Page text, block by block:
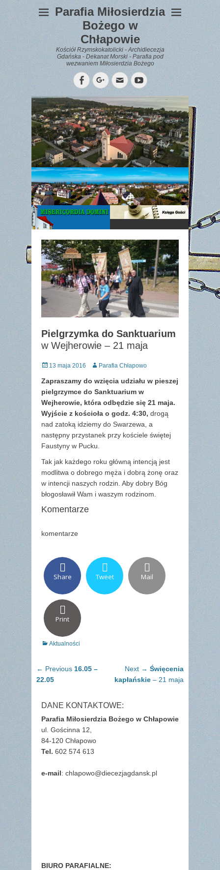
Parafia Miłosierdzia
Bożego w
Chłapowie
Kościół Rzymskokatolicki - Archidiecezja
Gdańska - Dekanat Morski - Parafia pod
wezwaniem Miłosierdzia Bożego
FacebookGoogleplus
EmailYouTube
WYPOCZYNEK
Gazetka
Parafialna
Pielgrzymka do Sanktuarium
w Wejherowie – 21 maja
Posted
13 maja 2016 Author
Parafia Chłapowo
Zapraszamy do wzięcia udziału w pieszej
pielgrzymce do Sanktuarium w
Wejherowie, która odbędzie się 21 maja.
Wyjście z kościoła o godz. 4:30, drogą
nad zatoką idziemy do Swarzewa, a
następny przystanek przy kościele świętej
Faustyny w Pucku.
Tak jak każdego roku główną intencją jest
modlitwa o dobrego męża i dobrą żonę oraz
w intencji naszych rodzin. Aby dobry Bóg
błogosławił Wam i waszym rodzinom.
Komentarze
komentarze
Share Tweet Mail
Print
Categories
Aktualności
Nawigacja
wpisu
← Previous Previous
16.05 –
22.05
Next → Next
post:
Święcenia
kapłańskie – 21 maja
DANE KONTAKTOWE:
Parafia Miłosierdzia Bożego w Chłapowie
ul. Gościnna 12,
84-120 Chłapowo
Tel. 602 574 613
e-mail: chlapowo@diecezjagdansk.pl
BIURO PARAFIALNE: